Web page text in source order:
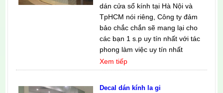
dán cửa sổ kính tại Hà Nội và
TpHCM nói riêng, Công ty đảm
bảo chắc chắn sẽ mang lại cho
các bạn 1 s.p uy tín nhất với tác
phong làm việc uy tín nhất
Xem tiếp
Decal dán kính la gi